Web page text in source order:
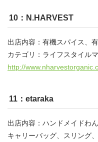
10：N.HARVEST
出店内容：有機スパイス、
カテゴリ：ライフスタイル
http://
11：etaraka
出店内容：ハンドメイドわ
キャリーバッグ、スリング